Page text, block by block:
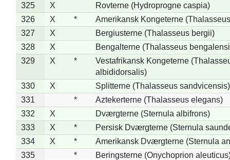
325
X
Rovterne (Hydroprogne caspia)
326
X *
Amerikansk Kongeterne
327
X
Bergiusterne (Thalasseus bergii)
328
X
Bengalterne (Thalasseus
329
X *
Vestafrikansk Kongeterne
albididorsalis)
330
X
Splitterne (Thalasseus sandvicensis)
331
*
Aztekerterne (Thalasseus elegans)
332
X
Dværgterne (Sternula albifrons)
333
X *
Persisk Dværgterne (Sternula
334
X *
Amerikansk Dværgterne (Sternula
335
*
Beringsterne (Onychoprion